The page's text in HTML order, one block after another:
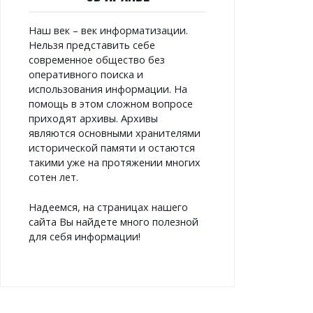
Наш век – век информатизации.
Нельзя представить себе
современное общество без
оперативного поиска и
использования информации. На
помощь в этом сложном вопросе
приходят архивы. Архивы
являются основными хранителями
исторической памяти и остаются
такими уже на протяжении многих
сотен лет.
Надеемся, на страницах нашего
сайта Вы найдете много полезной
для себя информации!